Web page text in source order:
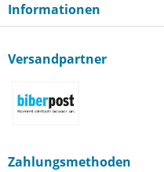
Informationen
Versandpartner
Zahlungsmethoden